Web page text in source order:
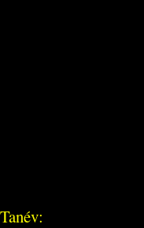
Tanév: